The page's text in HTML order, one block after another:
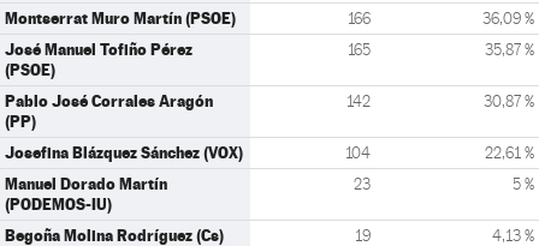
Montserrat Muro Martín (PSOE) 166 36,09 %
José Manuel Tofiño Pérez
(PSOE)
165 35,87 %
Pablo José Corrales Aragón
(PP)
142 30,87 %
Josefina Blázquez Sánchez (VOX) 104 22,61 %
Manuel Dorado Martín
(PODEMOS-IU)
23 5 %
Begoña Molina Rodríguez (Cs) 19 4,13 %